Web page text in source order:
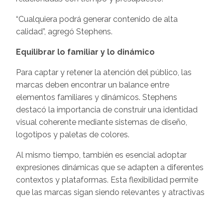
“Cualquiera podrá generar contenido de alta
calidad”, agregó Stephens.
Equilibrar lo familiar y lo dinámico
Para captar y retener la atención del público, las
marcas deben encontrar un balance entre
elementos familiares y dinámicos. Stephens
destacó la importancia de construir una identidad
visual coherente mediante sistemas de diseño,
logotipos y paletas de colores.
Al mismo tiempo, también es esencial adoptar
expresiones dinámicas que se adapten a diferentes
contextos y plataformas. Esta flexibilidad permite
que las marcas sigan siendo relevantes y atractivas